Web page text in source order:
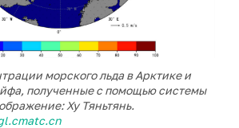
морского льда в Арктике и
полученные с помощью системы
Ху Тяньтянь.